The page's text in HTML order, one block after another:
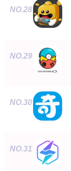
NO.28
NO.29
NO.30
NO.31